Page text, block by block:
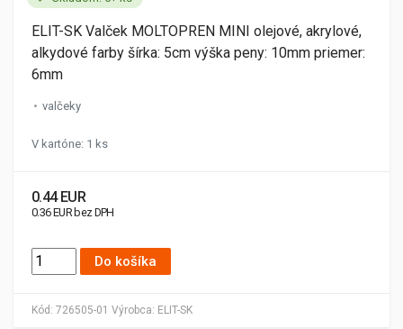
Kód: 726505-01 Výrobca: ELIT-SK
ELIT-SK Valček MOLTOPREN MINI olejové, akrylové,
alkydové farby šírka: 5cm výška peny: 10mm priemer:
6mm
valčeky
V kartóne: 1 ks
0.44 EUR
0.36 EUR bez DPH
Do košíka